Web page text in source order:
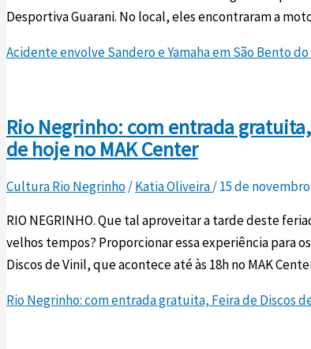
Desportiva Guarani. No local, eles encontraram a
Acidente envolve Sandero e Yamaha em São Bento
Rio Negrinho: com entrada
de hoje no MAK Center
Cultura Rio Negrinho/Katia Oliveira/15 de
RIO NEGRINHO. Que tal aproveitar a tarde deste
velhos tempos? Proporcionar essa experiência para
Discos de Vinil, que acontece até às 18h no MAK
Rio Negrinho: com entrada gratuita, Feira de Discos